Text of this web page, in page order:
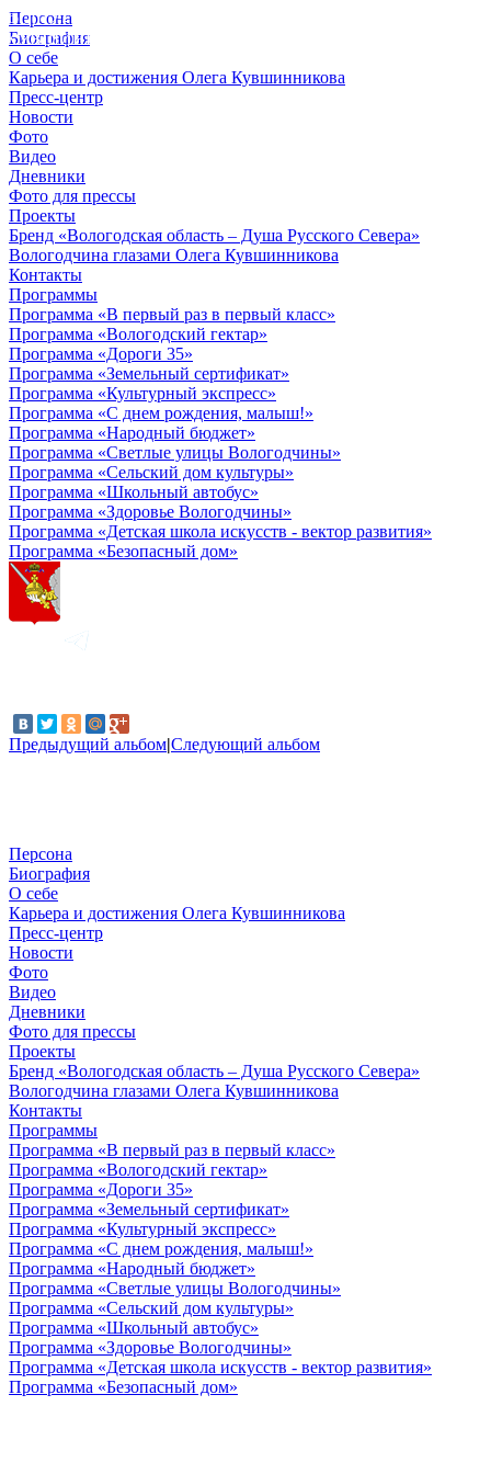
Персона
Биография
О себе
Карьера и достижения Олега Кувшинникова
Пресс-центр
Новости
Фото
Видео
Дневники
Фото для прессы
Проекты
Бренд «Вологодская область – Душа Русского Севера»
Вологодчина глазами Олега Кувшинникова
Контакты
Программы
Программа «В первый раз в первый класс»
Программа «Вологодский гектар»
Программа «Дороги 35»
Программа «Земельный сертификат»
Программа «Культурный экспресс»
Программа «С днем рождения, малыш!»
Программа «Народный бюджет»
Программа «Светлые улицы Вологодчины»
Программа «Сельский дом культуры»
Программа «Школьный автобус»
Программа «Здоровье Вологодчины»
Программа «Детская школа искусств - вектор развития»
Программа «Безопасный дом»
Предыдущий альбом|Следующий альбом
© 2012 - 2023,
КУВШИННИКОВ О.А.
Персона
Биография
О себе
Карьера и достижения Олега Кувшинникова
Пресс-центр
Новости
Фото
Видео
Дневники
Фото для прессы
Проекты
Бренд «Вологодская область – Душа Русского Севера»
Вологодчина глазами Олега Кувшинникова
Контакты
Программы
Программа «В первый раз в первый класс»
Программа «Вологодский гектар»
Программа «Дороги 35»
Программа «Земельный сертификат»
Программа «Культурный экспресс»
Программа «С днем рождения, малыш!»
Программа «Народный бюджет»
Программа «Светлые улицы Вологодчины»
Программа «Сельский дом культуры»
Программа «Школьный автобус»
Программа «Здоровье Вологодчины»
Программа «Детская школа искусств - вектор развития»
Программа «Безопасный дом»